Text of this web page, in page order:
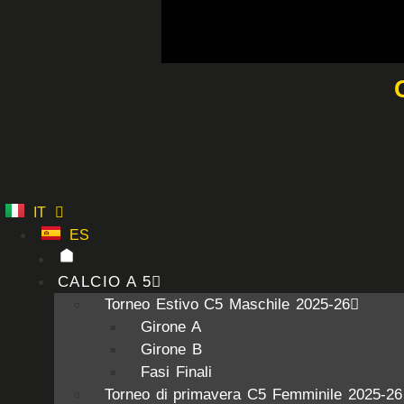
IT
ES
CALCIO A 5
Torneo Estivo C5 Maschile 2025-26
Girone A
Girone B
Fasi Finali
Torneo di primavera C5 Femminile 2025-26